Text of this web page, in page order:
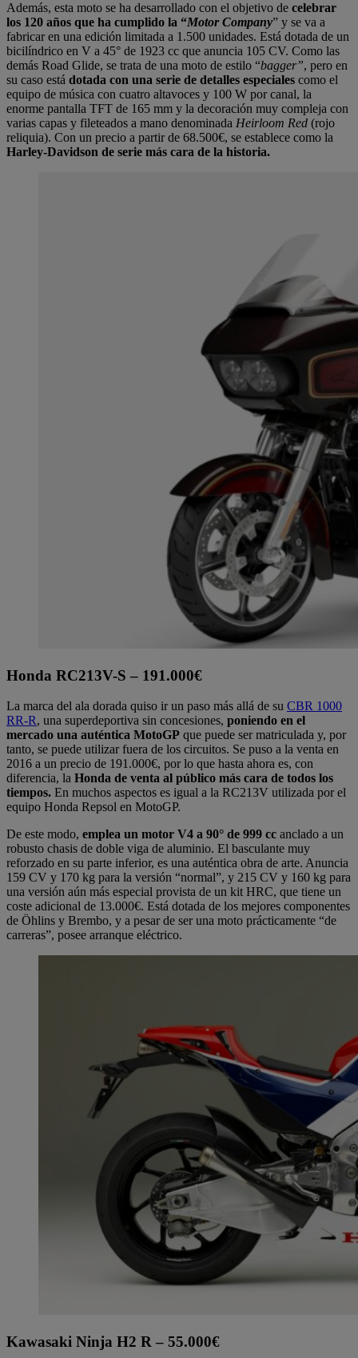
Además, esta moto se ha desarrollado con el objetivo de celebrar
los 120 años que ha cumplido la “Motor Company” y se va a
fabricar en una edición limitada a 1.500 unidades. Está dotada de un
bicilíndrico en V a 45° de 1923 cc que anuncia 105 CV. Como las
demás Road Glide, se trata de una moto de estilo “bagger”, pero en
su caso está dotada con una serie de detalles especiales como el
equipo de música con cuatro altavoces y 100 W por canal, la
enorme pantalla TFT de 165 mm y la decoración muy compleja con
varias capas y fileteados a mano denominada Heirloom Red (rojo
reliquia). Con un precio a partir de 68.500€, se establece como la
Harley-Davidson de serie más cara de la historia.
Honda RC213V-S – 191.000€
La marca del ala dorada quiso ir un paso más allá de su CBR 1000
RR-R, una superdeportiva sin concesiones, poniendo en el
mercado una auténtica MotoGP que puede ser matriculada y, por
tanto, se puede utilizar fuera de los circuitos. Se puso a la venta en
2016 a un precio de 191.000€, por lo que hasta ahora es, con
diferencia, la Honda de venta al público más cara de todos los
tiempos. En muchos aspectos es igual a la RC213V utilizada por el
equipo Honda Repsol en MotoGP.
De este modo, emplea un motor V4 a 90° de 999 cc anclado a un
robusto chasis de doble viga de aluminio. El basculante muy
reforzado en su parte inferior, es una auténtica obra de arte. Anuncia
159 CV y 170 kg para la versión “normal”, y 215 CV y 160 kg para
una versión aún más especial provista de un kit HRC, que tiene un
coste adicional de 13.000€. Está dotada de los mejores componentes
de Öhlins y Brembo, y a pesar de ser una moto prácticamente “de
carreras”, posee arranque eléctrico.
Kawasaki Ninja H2 R – 55.000€